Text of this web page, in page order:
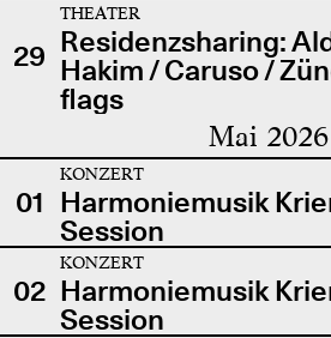
29
THEATER
Residenzsharing:
Hakim / Caruso /
flags
Mai 2026
01
KONZERT
Harmoniemusik
Session
02
KONZERT
Harmoniemusik
Session